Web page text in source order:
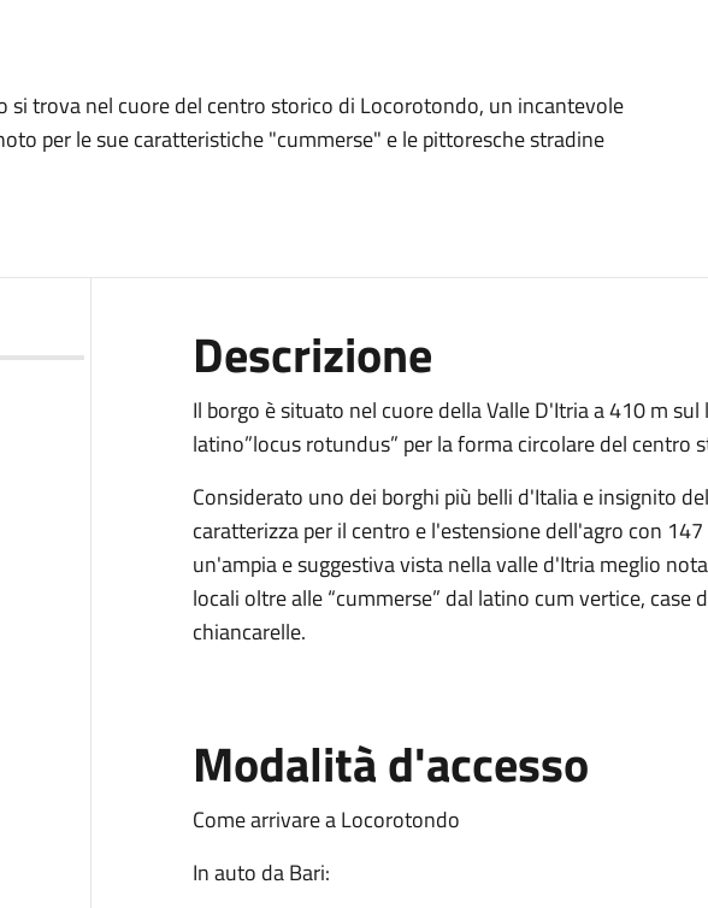
si trova nel cuore del centro storico di Locorotondo, un incantevole
per le sue caratteristiche "cummerse" e le pittoresche stradine
Descrizione
Il borgo è situato nel cuore della Valle D'Itria a 410 m
latino”locus rotundus” per la forma circolare del centro
Considerato uno dei borghi più belli d'Italia e insignito
caratterizza per il centro e l'estensione dell'agro con
un'ampia e suggestiva vista nella valle d'Itria meglio
locali oltre alle “cummerse” dal latino cum vertice,
chiancarelle.
Modalità d'accesso
Come arrivare a Locorotondo
In auto da Bari: